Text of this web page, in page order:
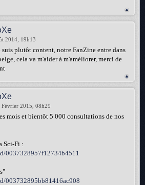
2014, 19h13
suis plutôt content, notre FanZine entre dans
cela va m'aider à m'améliorer, merci de
2015, 08h29
mois et bientôt 5 000 consultations de nos
Sci-Fi :
0037328957f12734b4511
003732895bb81416ac908